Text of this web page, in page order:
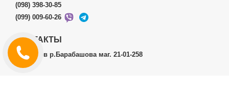
(098) 398-30-85
(099) 009-60-26
КОНТАКТЫ
г.Харьков р.Барабашова маг. 21-01-258